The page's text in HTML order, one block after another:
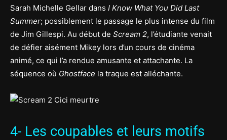
Sarah Michelle Gellar dans I Know What You Did Last
Summer; possiblement le passage le plus intense du film
de Jim Gillespi. Au début de Scream 2, l’étudiante venait
de défier aisément Mikey lors d’un cours de cinéma
animé, ce qui l’a rendue amusante et attachante. La
séquence où Ghostface la traque est alléchante.
4- Les coupables et leurs motifs